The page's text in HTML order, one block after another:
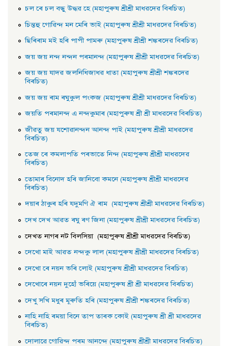
চল ৰে চল বন্ধু উদ্ধৱ হে (মহাপুৰুষ শ্ৰীশ্ৰী মাধৱদেৱ বিৰচিত)
চিন্তহু গােৱিন্দ মন মেৰি ভাই (মহাপুৰুষ শ্ৰীশ্ৰী মাধৱদেৱ বিৰচিত)
ছিৰিৰাম মই হৰি পাপী পামৰু (মহাপুৰুষ শ্ৰীশ্ৰী শঙ্কৰদেৱ বিৰচিত)
জয় জয় নন্দ নন্দন পৰমানন্দ (মহাপুৰুষ শ্ৰীশ্ৰী মাধৱদেৱ বিৰচিত)
জয় জয় যাদৱ জলনিধিজাধৱ ধাতা (মহাপুৰুষ শ্ৰীশ্ৰী শঙ্কৰদেৱ
বিৰচিত)
জয় জয় ৰাম ৰঘুকুল পংকজ (মহাপুৰুষ শ্ৰীশ্ৰী মাধৱদেৱ বিৰচিত)
জয়তি পৰমানন্দ এ নন্দকুমাৰ (মহাপুৰুষ শ্ৰী শ্ৰী মাধৱদেৱ বিৰচিত)
জীৱতু জয় যশােৱানন্দন আনন্দ পাই (মহাপুৰুষ শ্ৰীশ্ৰী মাধৱদেৱ
বিৰচিত)
তেজ ৰে কমলাপতি পৰভাতে নিন্দ (মহাপুৰুষ শ্ৰীশ্ৰী মাধৱদেৱ
বিৰচিত)
তােমাৰ বিনােদ হৰি জানিবো কমনে (মহাপুৰুষ শ্ৰীশ্ৰী মাধৱদেৱ
বিৰচিত)
দয়াৰ ঠাকুৰ হৰি যদুমণি ঐ ৰাম (মহাপুৰুষ শ্ৰীশ্ৰী মাধৱদেৱ বিৰচিত)
দেখ দেখ আৱত ৰঘু ৰণ জিনা (মহাপুৰুষ শ্ৰীশ্ৰী মাধৱদেৱ বিৰচিত)
দেখত নাগৰ নট বিলসিয়া (মহাপুৰুষ শ্ৰীশ্ৰী মাধৱদেৱ বিৰচিত)
দেখাে মাই আৱত নন্দকু লাল (মহাপুৰুষ শ্ৰীশ্ৰী মাধৱদেৱ বিৰচিত)
দেখাে ৰে নয়ন ভৰি লােই (মহাপুৰুষ শ্ৰীশ্ৰী মাধৱদেৱ বিৰচিত)
দেখােৰে নয়ন দুহোঁ ভৰিয়ে (মহাপুৰুষ শ্ৰী শ্ৰী মাধৱদেৱ বিৰচিত)
দেখু সখি মধুৰ মূৰুতি হৰি (মহাপুৰুষ শ্ৰীশ্ৰী শঙ্কৰদেৱ বিৰচিত)
নাহি নাহি ৰময়া বিনে তাপ তাৰক কোই (মহাপুৰুষ শ্ৰী শ্ৰী মাধৱদেৱ
বিৰচিত)
দোলাৱে গােৱিন্দ পৰম আনন্দে (মহাপুৰুষ শ্ৰীশ্ৰী মাধৱদেৱ বিৰচিত)